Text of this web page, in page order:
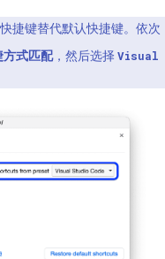
捷键替代默认快捷键。依次
方式匹配，然后选择 Visual